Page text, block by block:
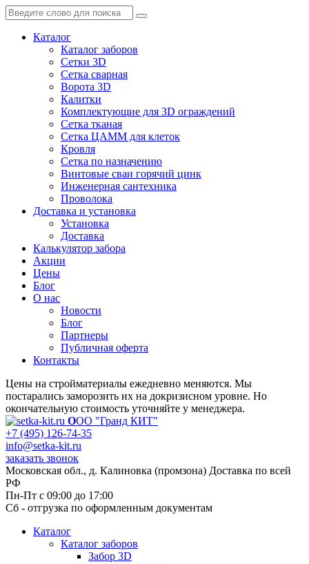
Каталог
Каталог заборов
Сетки 3D
Сетка сварная
Ворота 3D
Калитки
Комплектующие для 3D ограждений
Сетка тканая
Сетка ЦАММ для клеток
Кровля
Сетка по назначению
Винтовые сваи горячий цинк
Инженерная сантехника
Проволока
Доставка и установка
Установка
Доставка
Калькулятор забора
Акции
Цены
Блог
О нас
Новости
Блог
Партнеры
Публичная оферта
Контакты
Цены на стройматериалы ежедневно меняются. Мы
постарались заморозить их на докризисном уровне. Но
окончательную стоимость уточняйте у менеджера.
ООО "Гранд КИТ"
+7 (495) 126-74-35
info@setka-kit.ru
заказать звонок
Московская обл., д. Калиновка (промзона) Доставка по всей
РФ
Пн-Пт с 09:00 до 17:00
Сб - отгрузка по оформленным документам
Каталог
Каталог заборов
Забор 3D